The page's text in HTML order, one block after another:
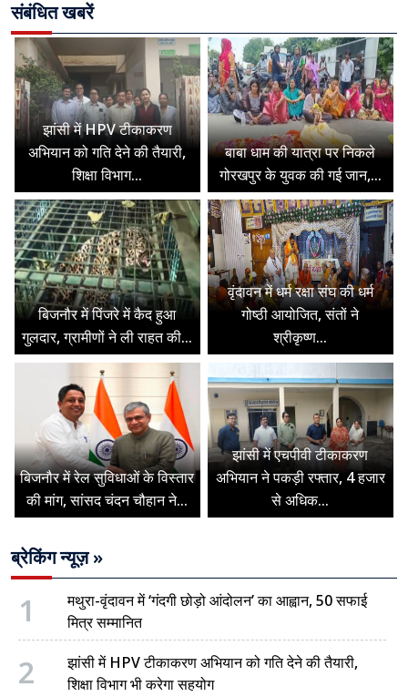
संबंधित खबरें
झांसी में HPV टीकाकरण
अभियान को गति देने की तैयारी,
शिक्षा विभाग...
बाबा धाम की यात्रा पर निकले
गोरखपुर के युवक की गई जान,...
बिजनौर में पिंजरे में कैद हुआ
गुलदार, ग्रामीणों ने ली राहत की...
वृंदावन में धर्म रक्षा संघ की धर्म
गोष्ठी आयोजित, संतों ने
श्रीकृष्ण...
बिजनौर में रेल सुविधाओं के विस्तार
की मांग, सांसद चंदन चौहान ने...
झांसी में एचपीवी टीकाकरण
अभियान ने पकड़ी रफ्तार, 4 हजार
से अधिक...
ब्रेकिंग न्यूज़ »
1
मथुरा-वृंदावन में ‘गंदगी छोड़ो आंदोलन’ का आह्वान, 50 सफाई
मित्र सम्मानित
2
झांसी में HPV टीकाकरण अभियान को गति देने की तैयारी,
शिक्षा विभाग भी करेगा सहयोग